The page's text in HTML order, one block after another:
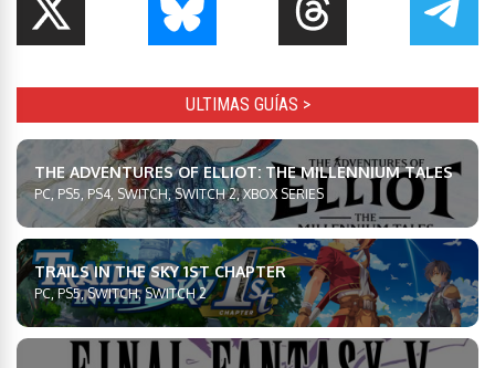
ULTIMAS GUÍAS >
THE ADVENTURES OF ELLIOT: THE MILLENNIUM TALES
PC, PS5, PS4, SWITCH, SWITCH 2, XBOX SERIES
TRAILS IN THE SKY 1ST CHAPTER
PC, PS5, SWITCH, SWITCH 2